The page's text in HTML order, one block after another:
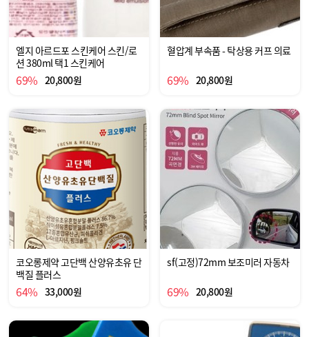
엘지 아르드포 스킨케어 스킨/로
션 380ml 택1 스킨케어
69% 20,800원
혈압계 부속품 - 탁상용 커프 의료
69% 20,800원
코오롱제약 고단백 산양유초유 단
백질 플러스
64% 33,000원
sf(고정)72mm 보조미러 자동차
69% 20,800원